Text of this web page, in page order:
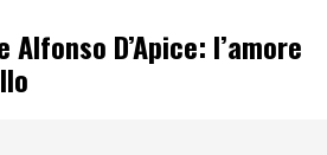
D’Apice: l’amore